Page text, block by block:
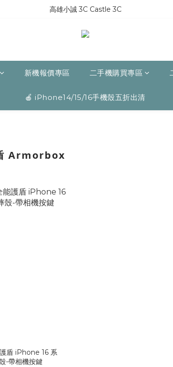
高雄小誠 3C Castle 3C
新機報價專區 二手機購買專區
🍎 iPhone14/15/16手機殼五折出清
Armorbox
盾 iPhone 16 系
-帶相機按鍵